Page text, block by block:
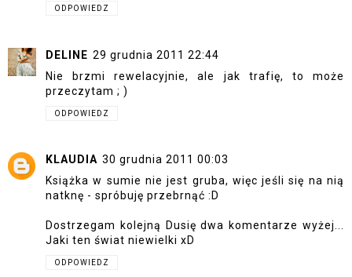
ODPOWIEDZ
DELINE 29 grudnia 2011 22:44
Nie brzmi rewelacyjnie, ale jak trafię, to może
przeczytam ; )
ODPOWIEDZ
KLAUDIA 30 grudnia 2011 00:03
Książka w sumie nie jest gruba, więc jeśli się na nią
natknę - spróbuję przebrnąć :D
Dostrzegam kolejną Dusię dwa komentarze wyżej...
Jaki ten świat niewielki xD
ODPOWIEDZ